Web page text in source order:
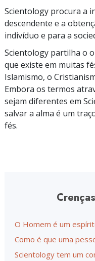
Scientology procura a
descendente e a
indivíduo e para a
Scientology partilha o
que existe em muitas
Islamismo, o
Embora os termos
sejam diferentes em
salvar a alma é um
fés.
O Homem é um
Como é que uma
Scientology tem um